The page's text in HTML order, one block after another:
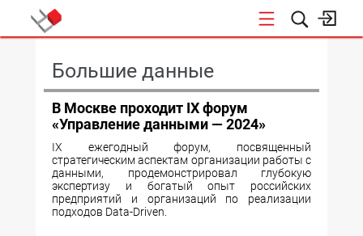
Большие данные
В Москве проходит IX форум
«Управление данными — 2024»
IX ежегодный форум, посвященный
стратегическим аспектам организации работы с
данными, продемонстрировал глубокую
экспертизу и богатый опыт российских
предприятий и организаций по реализации
подходов Data-Driven.